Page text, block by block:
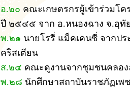
อ.๒๐ คณะเกษตรกรผู้เข้าร่วมโ
ปี ๒๕๔๕ จาก อ.หนองฉาง จ.อุทั
พ.๒๑ นายโรรี่ แม็คเคนซี่ จากป
คริสเตียน
ส.๒๔ คณะดูงานจากชุมชนคลอ
พ.๒๘ นักศึกษาสถาบันราชภัฏเ